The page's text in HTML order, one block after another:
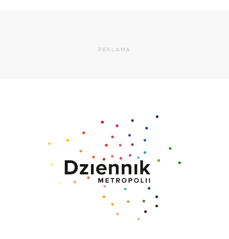
REKLAMA